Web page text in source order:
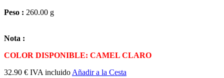
Peso : 260.00 g
Nota :
COLOR DISPONIBLE: CAMEL CLARO
32.90 € IVA incluido Añadir a la Cesta